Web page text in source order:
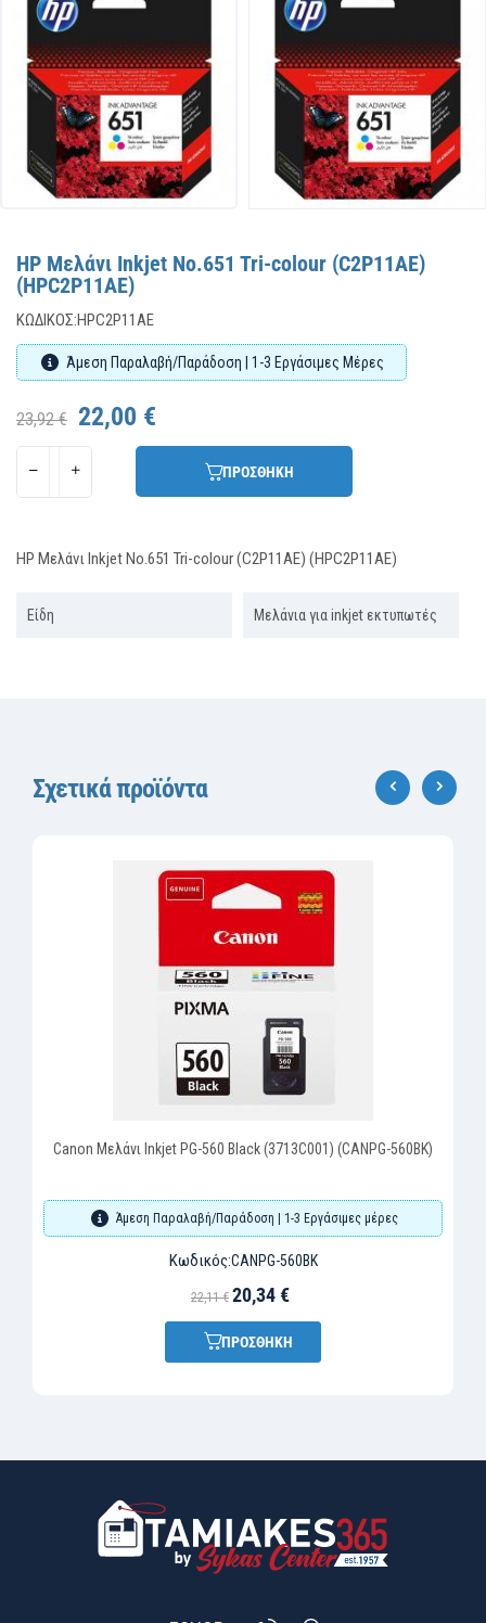
HP Μελάνι Inkjet No.651 Tri-colour (C2P11AE)
(HPC2P11AE)
ΚΩΔΙΚΌΣ:HPC2P11AE
Άμεση Παραλαβή/Παράδοση | 1-3 Εργάσιμες Μέρες
23,92 € 22,00 €
ΠΡΟΣΘΗΚΗ
HP Μελάνι Inkjet No.651 Tri-colour (C2P11AE) (HPC2P11AE)
Είδη Μελάνια για inkjet εκτυπωτές
Σχετικά προϊόντα
Canon Μελάνι Inkjet PG-560 Black (3713C001) (CANPG-560BK)
Άμεση Παραλαβή/Παράδοση | 1-3 Εργάσιμες μέρες
Κωδικός:CANPG-560BK
22,11 € 20,34 €
ΠΡΟΣΘΗΚΗ